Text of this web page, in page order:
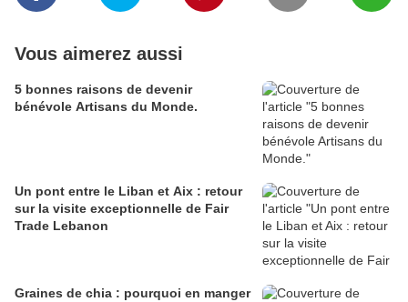
Vous aimerez aussi
5 bonnes raisons de devenir
bénévole Artisans du Monde.
Un pont entre le Liban et Aix : retour
sur la visite exceptionnelle de Fair
Trade Lebanon
Graines de chia : pourquoi en manger